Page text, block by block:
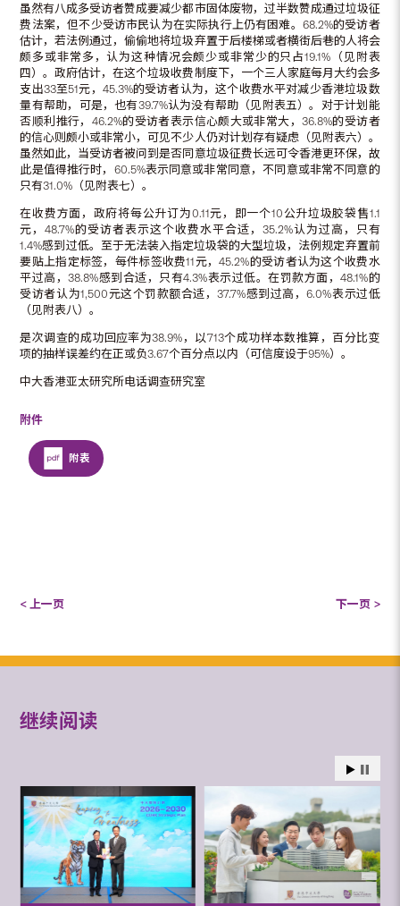
虽然有八成多受访者赞成要减少都市固体废物，过半数赞成通过垃圾征
费法案，但不少受访市民认为在实际执行上仍有困难。68.2%的受访者
估计，若法例通过，偷偷地将垃圾弃置于后楼梯或者横街后巷的人将会
颇多或非常多，认为这种情况会颇少或非常少的只占19.1%（见附表
四）。政府估计，在这个垃圾收费制度下，一个三人家庭每月大约会多
支出33至51元，45.3%的受访者认为，这个收费水平对减少香港垃圾数
量有帮助，可是，也有39.7%认为没有帮助（见附表五）。对于计划能
否顺利推行，46.2%的受访者表示信心颇大或非常大，36.8%的受访者
的信心则颇小或非常小，可见不少人仍对计划存有疑虑（见附表六）。
虽然如此，当受访者被问到是否同意垃圾征费长远可令香港更环保，故
此是值得推行时，60.5%表示同意或非常同意，不同意或非常不同意的
只有31.0%（见附表七）。
在收费方面，政府将每公升订为0.11元，即一个10公升垃圾胶袋售1.1
元，48.7%的受访者表示这个收费水平合适，35.2%认为过高，只有
1.4%感到过低。至于无法装入指定垃圾袋的大型垃圾，法例规定弃置前
要贴上指定标签，每件标签收费11元，45.2%的受访者认为这个收费水
平过高，38.8%感到合适，只有4.3%表示过低。在罚款方面，48.1%的
受访者认为1,500元这个罚款额合适，37.7%感到过高，6.0%表示过低
（见附表八）。
是次调查的成功回应率为38.9%，以713个成功样本数推算，百分比变
项的抽样误差约在正或负3.67个百分点以内（可信度设于95%）。
中大香港亚太研究所电话调查研究室
附件
附表
< 上一页 下一页 >
继续阅读